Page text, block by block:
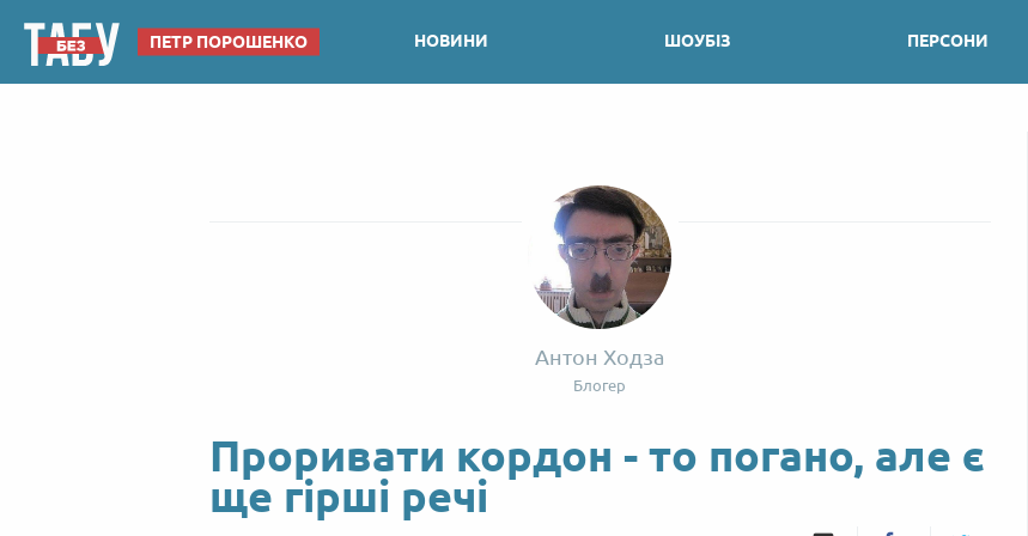
ПЕТР ПОРОШЕНКО НОВИНИ ШОУБІЗ ПЕРСОНИ
Антон Ходза
Блогер
Проривати кордон - то погано, але є
ще гірші речі